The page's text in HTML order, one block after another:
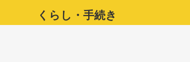
くらし・手続き​